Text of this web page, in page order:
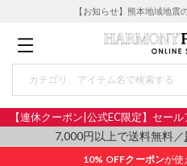
【お知らせ】熊本地域地震
【連休クーポン|公式EC限定】セー
7,000円以上で送料無料／
10% OFFクーポンが使